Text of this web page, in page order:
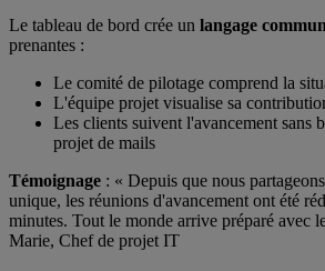
Le tableau de bord crée un langage commun
prenantes :
Le comité de pilotage comprend la
L'équipe projet visualise sa
Les clients suivent l'avancement sans
projet de mails
Témoignage : « Depuis que nous
unique, les réunions d'avancement ont été
minutes. Tout le monde arrive préparé avec
Marie, Chef de projet IT